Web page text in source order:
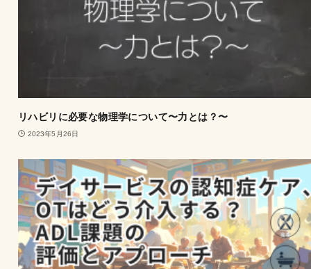
リハビリに必要な物理学について〜力とは？〜
2023年5月26日